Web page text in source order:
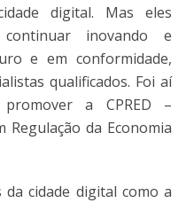
digital. Mas eles
inovando e
e em conformidade,
qualificados. Foi aí
a CPRED –
Regulação da Economia
da cidade digital como a